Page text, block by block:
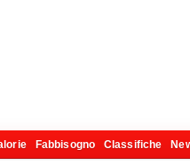
Fabbisogno Classifiche